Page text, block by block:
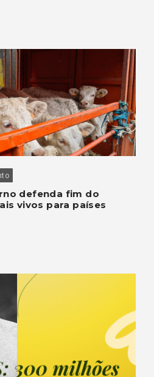
defenda fim do
vivos para países